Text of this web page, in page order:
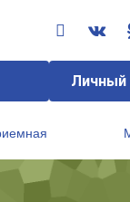
Личный